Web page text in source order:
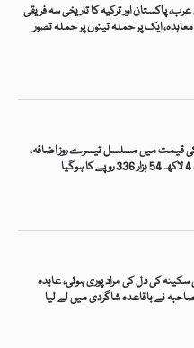
پاکستان اور ترکیہ کا تاریخی سہ فریقی
ایک پر حملہ تینوں پر حملہ تصور
قیمت میں مسلسل تیسرے روز اضافہ،
کی دل کی مراد پوری ہوئی، عابدہ
نے باقاعدہ شاگردی میں لے لیا